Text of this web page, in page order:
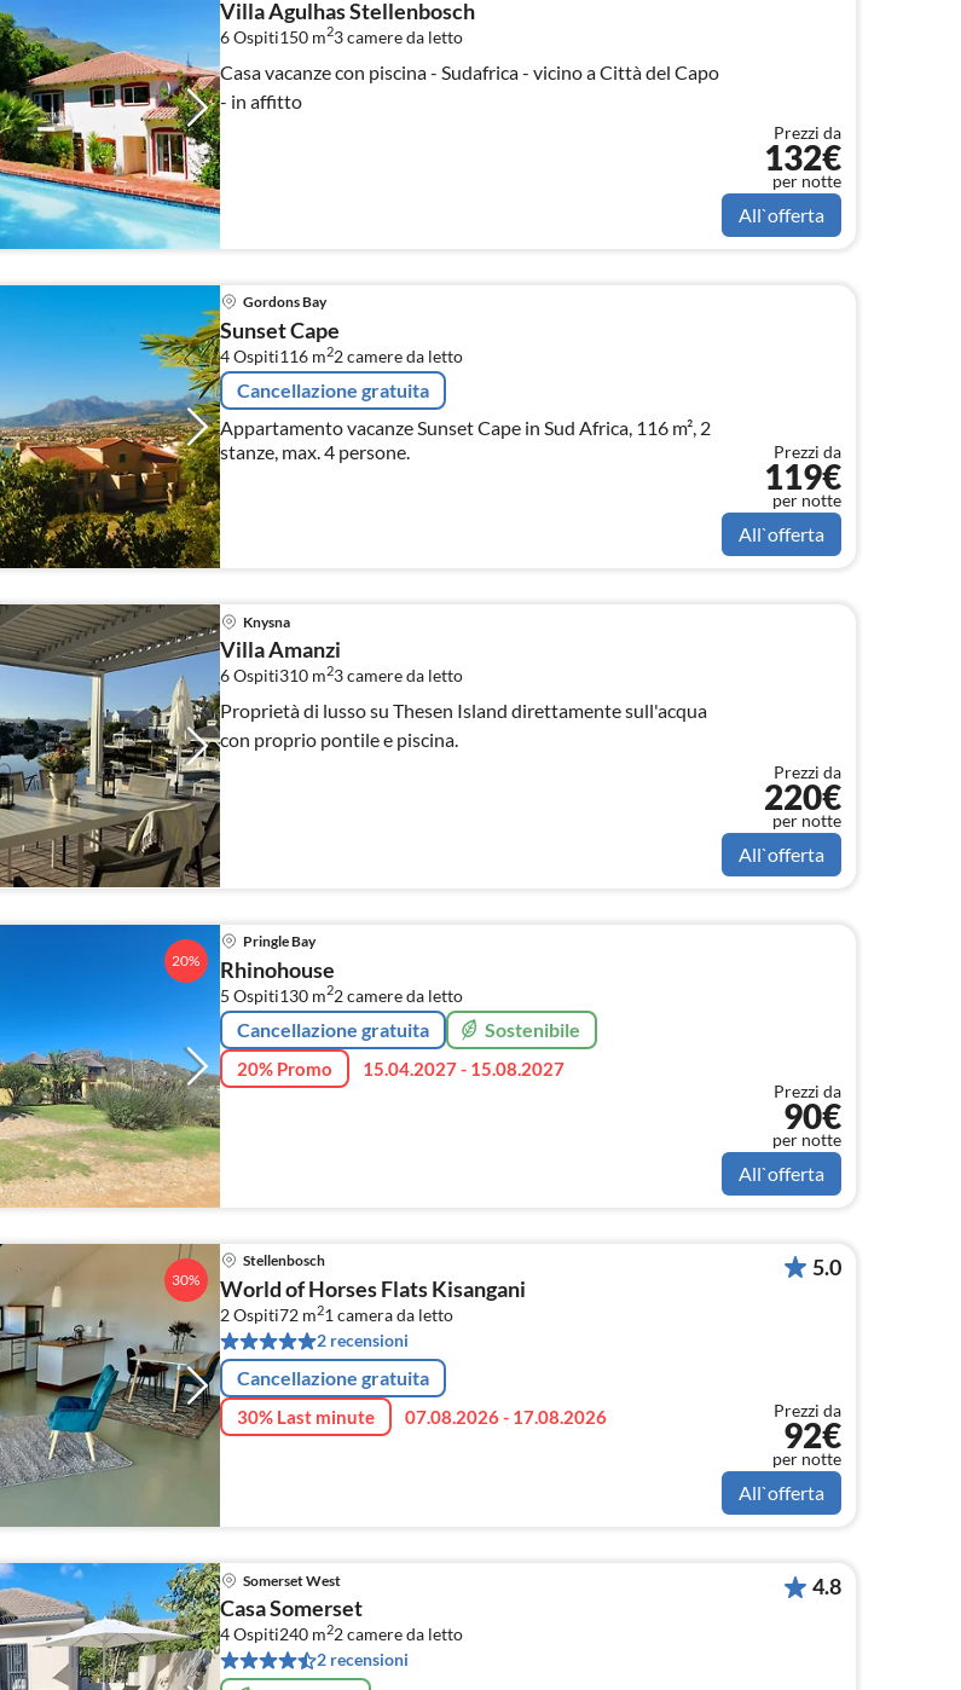
Villa Agulhas Stellenbosch
6 Ospiti150 m23camere da letto
Casa vacanze con piscina - Sudafrica - vicino a Città del Capo
- in affitto
Prezzi da
132€
per notte
All`offerta
Gordons Bay
Sunset Cape
4 Ospiti116 m22camere da letto
Cancellazione gratuita
Appartamento vacanze Sunset Cape in Sud Africa, 116 m², 2
stanze, max. 4 persone.
Prezzi da
119€
per notte
All`offerta
Knysna
Villa Amanzi
6 Ospiti310 m23camere da letto
Proprietà di lusso su Thesen Island direttamente sull'acqua
con proprio pontile e piscina.
Prezzi da
220€
per notte
All`offerta
20%
Pringle Bay
Rhinohouse
5 Ospiti130 m22camere da letto
Cancellazione gratuita Sostenibile
20% Promo 15.04.2027 - 15.08.2027
Prezzi da
90€
per notte
All`offerta
30%
Stellenbosch
World of Horses Flats Kisangani
2 Ospiti72 m21 camera da letto
2 recensioni
Cancellazione gratuita
30% Last minute 07.08.2026 - 17.08.2026
5.0
Prezzi da
92€
per notte
All`offerta
Somerset West
Casa Somerset
4 Ospiti240 m22camere da letto
2 recensioni
4.8